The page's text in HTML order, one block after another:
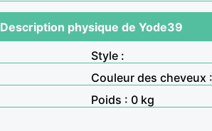
Description physique de Yode39
Style :
Couleur des cheveux :
Poids : 0 kg